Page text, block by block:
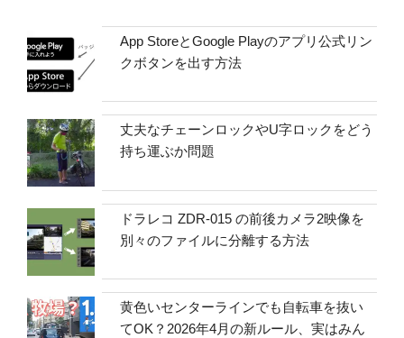
App StoreとGoogle Playのアプリ公式リン
クボタンを出す方法
丈夫なチェーンロックやU字ロックをどう
持ち運ぶか問題
ドラレコ ZDR-015 の前後カメラ2映像を
別々のファイルに分離する方法
黄色いセンターラインでも自転車を抜い
てOK？2026年4月の新ルール、実はみん